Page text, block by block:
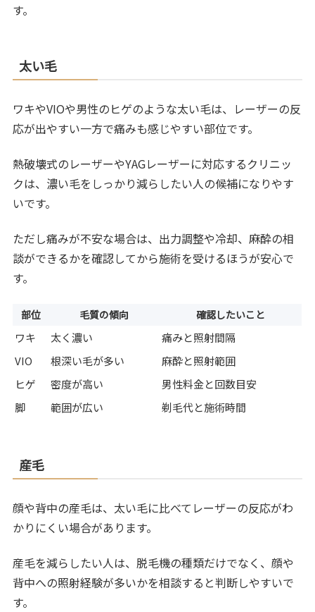
す。
太い毛
ワキやVIOや男性のヒゲのような太い毛は、レーザーの反
応が出やすい一方で痛みも感じやすい部位です。
熱破壊式のレーザーやYAGレーザーに対応するクリニッ
クは、濃い毛をしっかり減らしたい人の候補になりやす
いです。
ただし痛みが不安な場合は、出力調整や冷却、麻酔の相
談ができるかを確認してから施術を受けるほうが安心で
す。
部位 毛質の傾向 確認したいこと
ワキ 太く濃い
痛みと照射間隔
VIO
根深い毛が多い
麻酔と照射範囲
ヒゲ
密度が高い
男性料金と回数目安
脚
範囲が広い 剃毛代と施術時間
産毛
顔や背中の産毛は、太い毛に比べてレーザーの反応がわ
かりにくい場合があります。
産毛を減らしたい人は、脱毛機の種類だけでなく、顔や
背中への照射経験が多いかを相談すると判断しやすいで
す。